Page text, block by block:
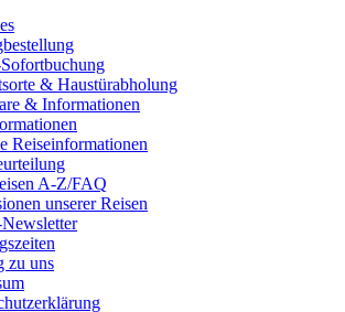
& Haustürabholung
& Informationen
Reiseinformationen
A-Z/FAQ
unserer Reisen
zu uns